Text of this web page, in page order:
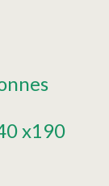
x190